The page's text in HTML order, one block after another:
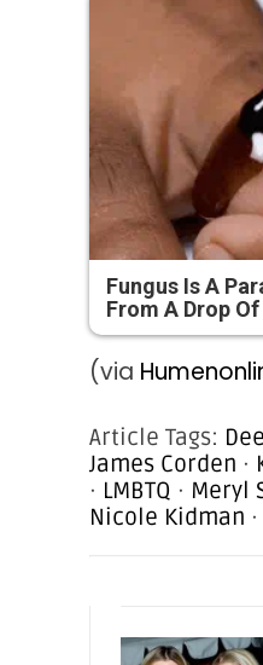
Fungus Is A
From A Drop
(via
Article Tags:
James Corden ·
· LMBTQ · Meryl
Nicole Kidman ·